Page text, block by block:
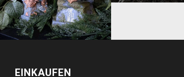
EINKAUFEN